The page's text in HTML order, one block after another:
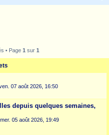
• Page 1 sur 1
07 août 2026, 16:50
depuis quelques semaines,
mer. 05 août 2026, 19:49